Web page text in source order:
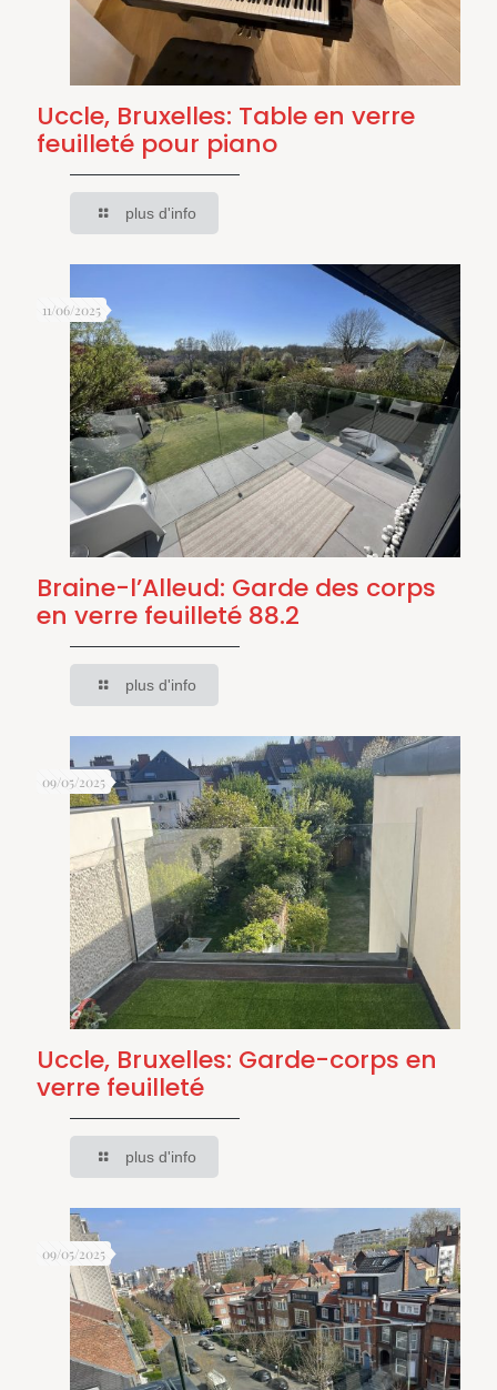
Uccle, Bruxelles: Table en verre
feuilleté pour piano
plus d'info
11/06/2025
Braine-l’Alleud: Garde des corps
en verre feuilleté 88.2
plus d'info
09/05/2025
Uccle, Bruxelles: Garde-corps en
verre feuilleté
plus d'info
09/05/2025